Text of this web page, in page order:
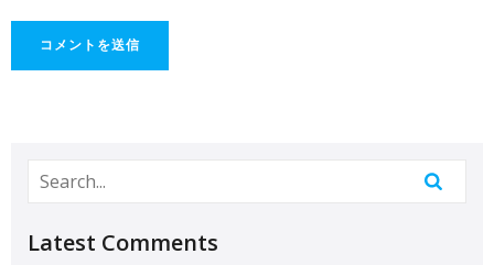
Latest Comments